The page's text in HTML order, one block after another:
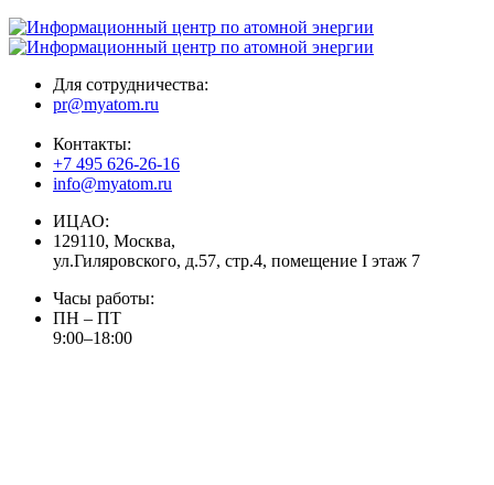
Для сотрудничества:
pr@myatom.ru
Контакты:
+7 495 626-26-16
info@myatom.ru
ИЦАО:
129110, Москва,
ул.Гиляровского, д.57, стр.4, помещение I этаж 7
Часы работы:
ПН – ПТ
9:00–18:00